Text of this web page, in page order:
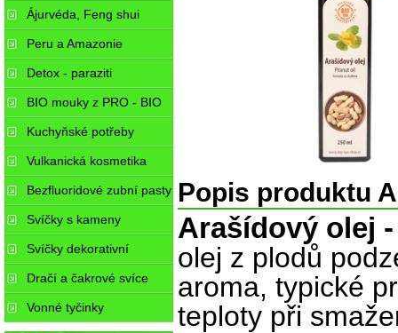
Popis produktu
Arašídový olej -
olej z plodů
aroma, typické
teploty při
balzámy
Ájurvéda, Feng shui
Peru a Amazonie
Detox - paraziti
BIO mouky z PRO - BIO
Kuchyňské potřeby
Vulkanická kosmetika
Bezfluoridové zubní pasty
Svíčky s kameny
Svíčky dekorativní
Dračí a čakrové svíce
Vonné tyčinky